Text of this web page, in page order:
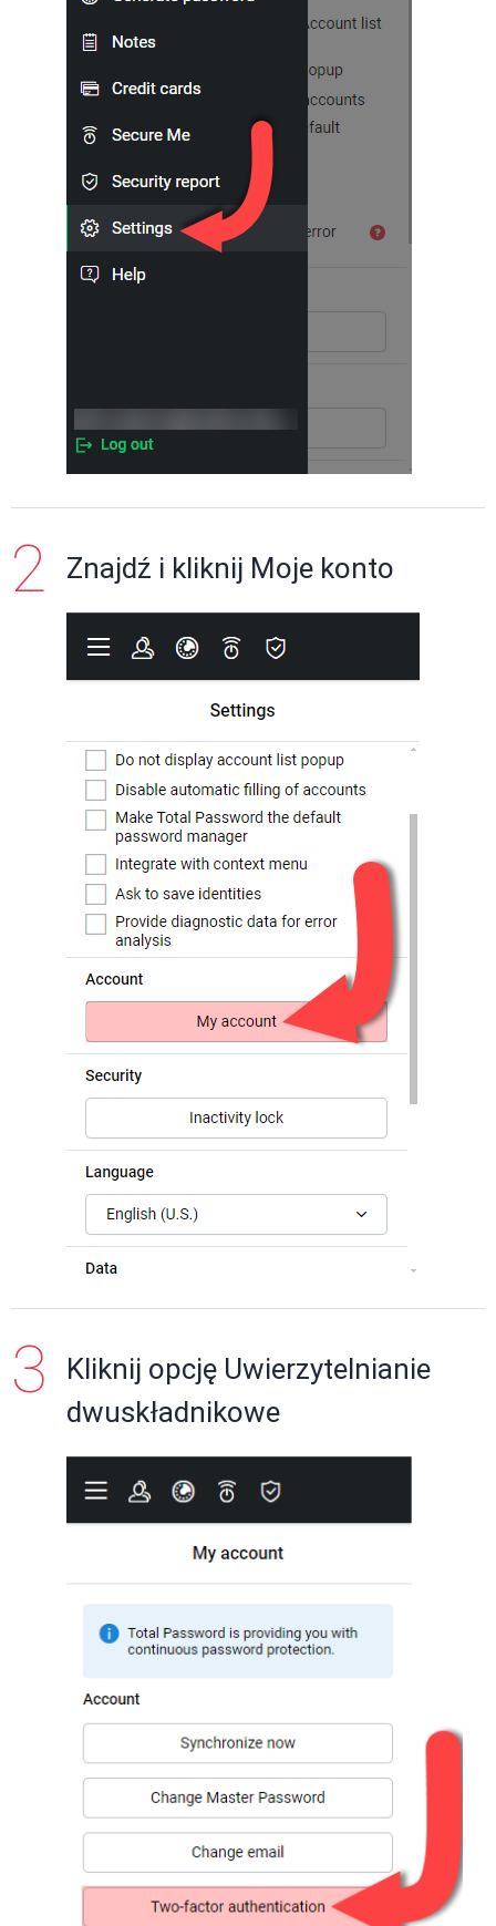
Znajdź i kliknij Moje konto
Kliknij opcję Uwierzytelnianie
dwuskładnikowe